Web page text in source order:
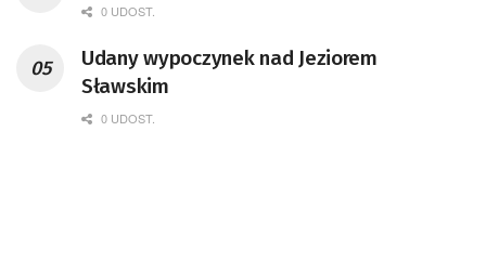
0 UDOST.
Udany wypoczynek nad Jeziorem
Sławskim
0 UDOST.